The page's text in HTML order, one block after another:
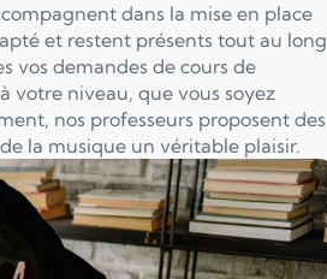
dans la mise en place
et restent présents tout au long
vos demandes de cours de
votre niveau, que vous soyez
nos professeurs proposent des
la musique un véritable plaisir.